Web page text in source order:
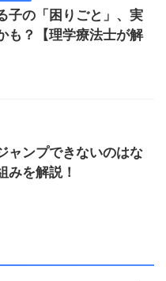
子の「困りごと」、実
も？【理学療法士が解
ャンプできないのはな
みを解説！